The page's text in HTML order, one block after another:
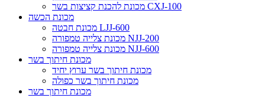
מכונת להכנת קציצות בשר CXJ-100
מכונת הכשה
מכונת חבטה LJJ-600
מכונת צלייה טמפורה NJJ-200
מכונת צלייה טמפורה NJJ-600
מכונת חיתוך בשר
מכונת חיתוך בשר ערוץ יחיד
מכונת חיתוך בשר כפולה
מכונת חיתוך בשר